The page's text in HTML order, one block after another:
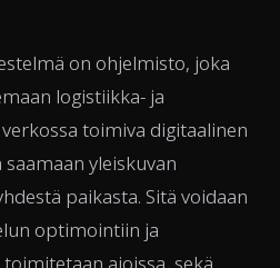
on ohjelmisto, joka
logistiikka- ja
toimiva digitaalinen
yleiskuvan
paikasta. Sitä voidaan
optimointiin ja
ajoissa, sekä